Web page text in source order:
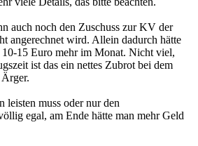
auch noch den Zuschuss zur KV der
angerechnet wird. Allein dadurch hätte
15 Euro mehr im Monat. Nicht viel,
ist das ein nettes Zubrot bei dem
leisten muss oder nur den
egal, am Ende hätte man mehr Geld